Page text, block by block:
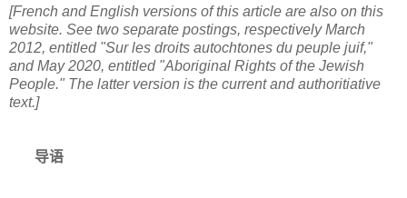
[French and English versions of this article are also on this
website. See two separate postings, respectively March
2012, entitled "Sur les droits autochtones du peuple juif,"
and May 2020, entitled "Aboriginal Rights of the Jewish
People." The latter version is the current and authoritiative
text.]
导语